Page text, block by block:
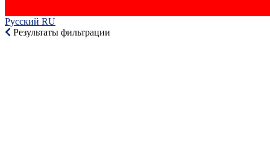
Русский RU‎
Результаты фильтрации